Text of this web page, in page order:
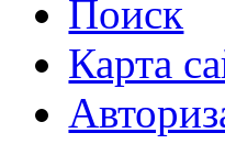
Поиск
Карта